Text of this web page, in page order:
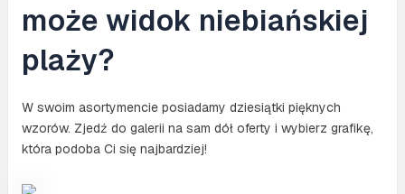
może widok niebiańskiej
plaży?
W swoim asortymencie posiadamy dziesiątki pięknych
wzorów. Zjedź do galerii na sam dół oferty i wybierz grafikę,
która podoba Ci się najbardziej!